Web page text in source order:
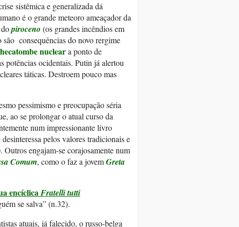
sistêmica e generalizada dá
é o grande meteoro ameaçador da
dopiroceno (os grandes incêndios em
consequências do novo rergime
hecatombe nucleara ponto de
potências ocidentais. Putin já alertou
táticas. Destroem pouco mas
pessimismo e preocupação séria
ao se prolongar o atual curso da
num impressionante livro
pelos valores tradicionais e
. Outros engajam-se corajosamente num
Comum, como o faz a jovemGreta
encíclicaFratelli tutti
se salva” (n.32).
atuais, já falecido, o russo-belga